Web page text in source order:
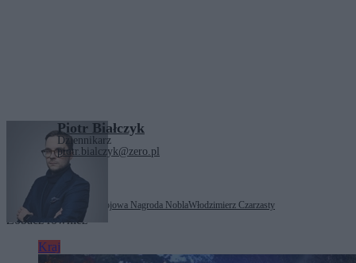
Piotr Białczyk
Dziennikarz
piotr.bialczyk@zero.pl
Tagi: Donald Trump Pokojowa Nagroda NoblaWłodzimierz Czarzasty
Zobacz również
Kraj